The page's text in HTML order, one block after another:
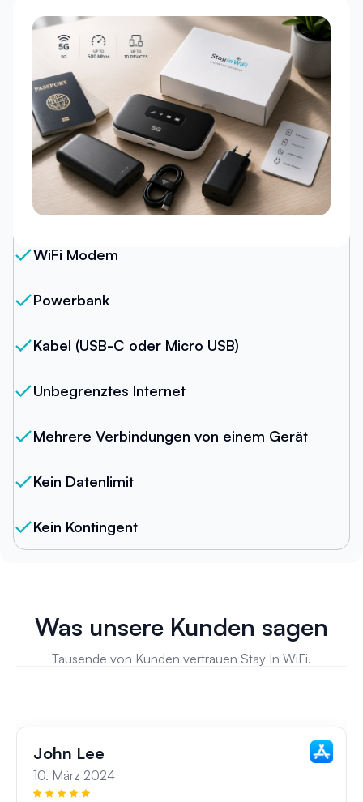
Unser Paket
WiFi Modem
Powerbank
Kabel (USB-C oder Micro USB)
Unbegrenztes Internet
Mehrere Verbindungen von einem Gerät
Kein Datenlimit
Kein Kontingent
Was unsere Kunden sagen
Tausende von Kunden vertrauen Stay In WiFi.
John Lee
10. März 2024